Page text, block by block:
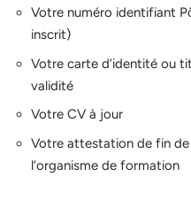
Votre numéro identifiant
inscrit)
Votre carte d’identité ou
validité
Votre CV à jour
Votre attestation de fin
l’organisme de formation